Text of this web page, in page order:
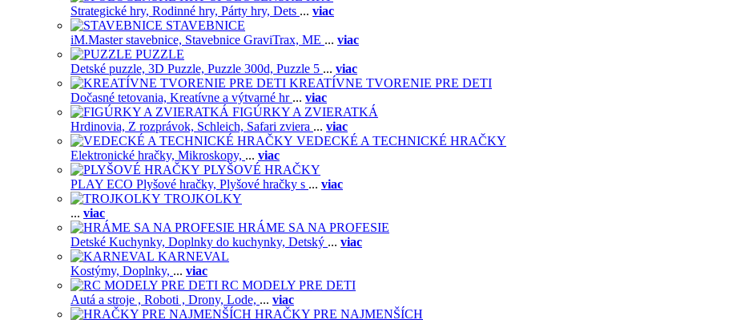
Strategické hry, Rodinné hry, Párty hry, Dets ... viac
STAVEBNICE
iM.Master stavebnice, Stavebnice GraviTrax, ME ... viac
PUZZLE
Detské puzzle, 3D Puzzle, Puzzle 300d, Puzzle 5 ... viac
KREATÍVNE TVORENIE PRE DETI
Dočasné tetovania, Kreatívne a výtvarné hr ... viac
FIGÚRKY A ZVIERATKÁ
Hrdinovia, Z rozprávok, Schleich, Safari zviera ... viac
VEDECKÉ A TECHNICKÉ HRAČKY
Elektronické hračky, Mikroskopy, ... viac
PLYŠOVÉ HRAČKY
PLAY ECO Plyšové hračky, Plyšové hračky s ... viac
TROJKOLKY
... viac
HRÁME SA NA PROFESIE
Detské Kuchynky, Doplnky do kuchynky, Detský ... viac
KARNEVAL
Kostýmy, Doplnky, ... viac
RC MODELY PRE DETI
Autá a stroje , Roboti , Drony, Lode, ... viac
HRAČKY PRE NAJMENŠÍCH